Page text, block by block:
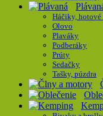
Háčiky, hotové
Olovo
Plaváky
Podberáky
Prúty
Sedačky
Tašky, púzdra